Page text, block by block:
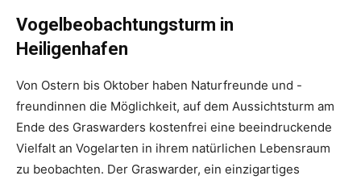
Vogelbeobachtungsturm in
Heiligenhafen
Von Ostern bis Oktober haben Naturfreunde und -
freundinnen die Möglichkeit, auf dem Aussichtsturm am
Ende des Graswarders kostenfrei eine beeindruckende
Vielfalt an Vogelarten in ihrem natürlichen Lebensraum
zu beobachten. Der Graswarder, ein einzigartiges